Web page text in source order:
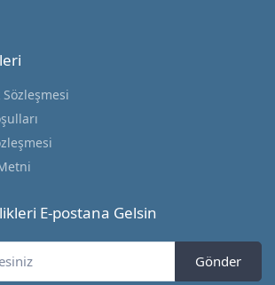
E-postana Gelsin
Gönder